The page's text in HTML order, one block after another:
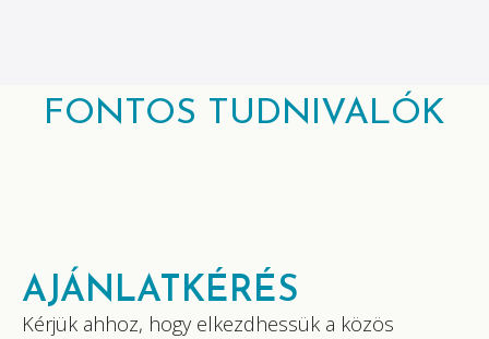
FONTOS TUDNIVALÓK
AJÁNLATKÉRÉS
Kérjük ahhoz, hogy elkezdhessük a közös